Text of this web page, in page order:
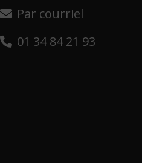
Par courriel
01 34 84 21 93